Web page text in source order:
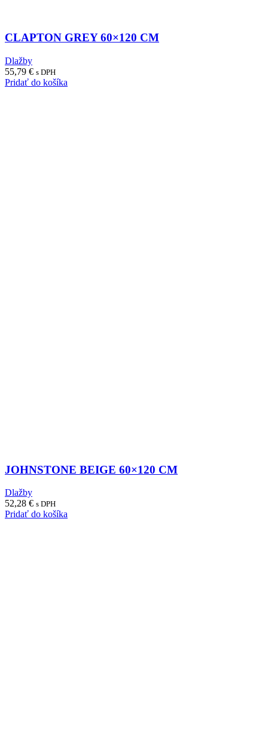
CLAPTON GREY 60×120 CM
Dlažby
55,79 € s DPH
Pridať do košíka
JOHNSTONE BEIGE 60×120 CM
Dlažby
52,28 € s DPH
Pridať do košíka